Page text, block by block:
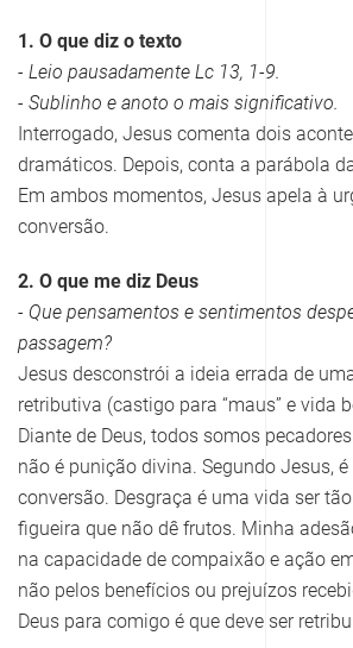
1. O que diz o texto
- Leio pausadamente Lc 13, 1-9.
- Sublinho e anoto o mais significativo.
Interrogado, Jesus comenta dois
dramáticos. Depois, conta a parábola
Em ambos momentos, Jesus apela à
conversão.
2. O que me diz Deus
- Que pensamentos e sentimentos
passagem?
Jesus desconstrói a ideia errada de
retributiva (castigo para “maus” e vida
Diante de Deus, todos somos
não é punição divina. Segundo Jesus,
conversão. Desgraça é uma vida ser
figueira que não dê frutos. Minha
na capacidade de compaixão e ação
não pelos benefícios ou prejuízos
Deus para comigo é que deve ser